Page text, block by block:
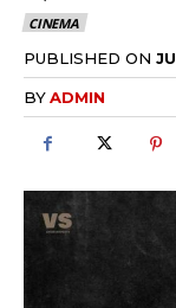
CINEMA
PUBLISHED ON
BYADMIN